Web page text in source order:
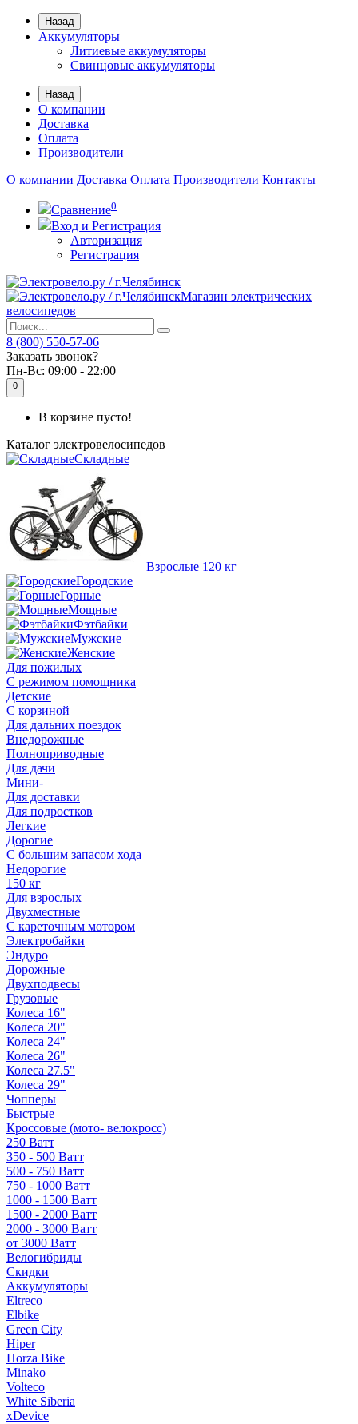
Назад
Аккумуляторы
Литиевые аккумуляторы
Свинцовые аккумуляторы
Назад
О компании
Доставка
Оплата
Производители
О компании Доставка Оплата Производители Контакты
Сравнение0
Вход и Регистрация
Авторизация
Регистрация
Магазин электрических
велосипедов
8 (800) 550-57-06
Заказать звонок?
Пн-Вс: 09:00 - 22:00
0
В корзине пусто!
Каталог электровелосипедов
Складные
Взрослые 120 кг
Городские
Горные
Мощные
Фэтбайки
Мужские
Женские
Для пожилых
С режимом помощника
Детские
С корзиной
Для дальних поездок
Внедорожные
Полноприводные
Для дачи
Мини-
Для доставки
Для подростков
Легкие
Дорогие
С большим запасом хода
Недорогие
150 кг
Для взрослых
Двухместные
С кареточным мотором
Электробайки
Эндуро
Дорожные
Двухподвесы
Грузовые
Колеса 16"
Колеса 20"
Колеса 24"
Колеса 26"
Колеса 27.5"
Колеса 29"
Чопперы
Быстрые
Кроссовые (мото- велокросс)
250 Ватт
350 - 500 Ватт
500 - 750 Ватт
750 - 1000 Ватт
1000 - 1500 Ватт
1500 - 2000 Ватт
2000 - 3000 Ватт
от 3000 Ватт
Велогибриды
Скидки
Аккумуляторы
Eltreco
Elbike
Green City
Hiper
Horza Bike
Minako
Volteco
White Siberia
xDevice